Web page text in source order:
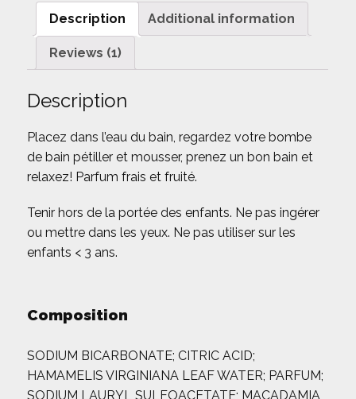
Description Additional information
Reviews (1)
Description
Placez dans l’eau du bain, regardez votre bombe
de bain pétiller et mousser, prenez un bon bain et
relaxez! Parfum frais et fruité.
Tenir hors de la portée des enfants. Ne pas ingérer
ou mettre dans les yeux. Ne pas utiliser sur les
enfants < 3 ans.
Composition
SODIUM BICARBONATE; CITRIC ACID;
HAMAMELIS VIRGINIANA LEAF WATER; PARFUM;
SODIUM LAURYL SULFOACETATE; MACADAMIA